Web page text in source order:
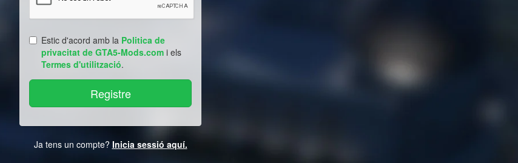
Estic d'acord amb la Politica de
privacitat de GTA5-Mods.com i els
Termes d'utilització.
Ja tens un compte? Inicia sessió aquí.